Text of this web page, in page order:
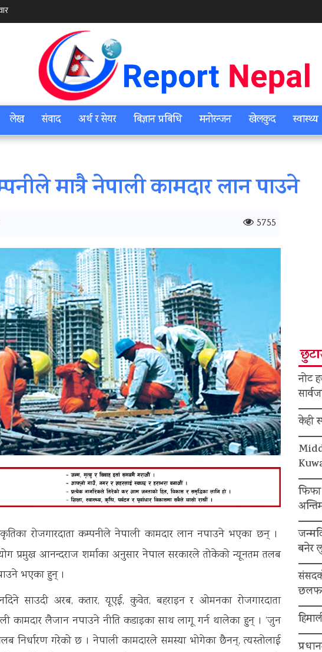
लेख संवाद अर्थ र सेयर बिज्ञान प्रबिधि मनोरन्जन खेलकुद स्वास्थ्य
मात्रै नेपाली कामदार लान पाउने
5755
रोजगारदाता कम्पनीले नेपाली कामदार लान नपाउने भएका छन् ।
प्रमुख आनन्दराज शर्माका अनुसार नेपाल सरकारले तोकेको न्यूनतम तलब
भएका हुन् ।
साउदी अरब, कतार, यूएई, कुवेत, बहराइन र ओमनका रोजगारदाता
कामदार लैजान नपाउने नीति कडाइका साथ लागू गर्न थालेका हुन् । ‘जुन
निर्धारण गरेको छ । नेपाली कामदारले समस्या भोगेका छैनन्, त्यस्तोलाई
नोट
केही
बनेर